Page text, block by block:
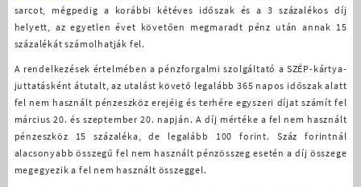
sarcot, mégpedig a korábbi kétéves időszak és a 3 százalékos díj
helyett, az egyetlen évet követően megmaradt pénz után annak 15
százalékát számolhatják fel.
A rendelkezések értelmében a pénzforgalmi szolgáltató a SZÉP-kártya-
juttatásként átutalt, az utalást követő legalább 365 napos időszak alatt
fel nem használt pénzeszköz erejéig és terhére egyszeri díjat számít fel
március 20. és szeptember 20. napján. A díj mértéke a fel nem használt
pénzeszköz 15 százaléka, de legalább 100 forint. Száz forintnál
alacsonyabb összegű fel nem használt pénzösszeg esetén a díj összege
megegyezik a fel nem használt összeggel.